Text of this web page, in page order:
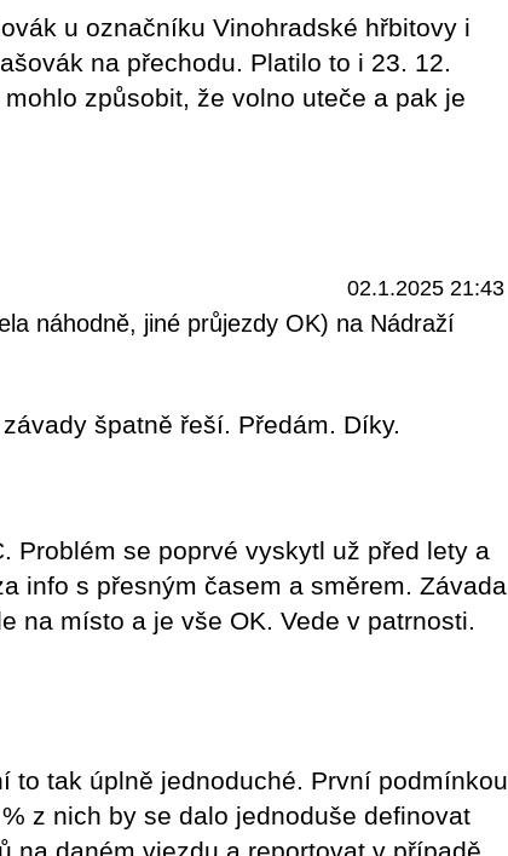
u označníku Vinohradské hřbitovy i
na přechodu. Platilo to i 23. 12.
způsobit, že volno uteče a pak je
02.1.2025 21:43
náhodně, jiné průjezdy OK) na Nádraží
špatně řeší. Předám. Díky.
Problém se poprvé vyskytl už před lety a
info s přesným časem a směrem. Závada
na místo a je vše OK. Vede v patrnosti.
to tak úplně jednoduché. První podmínkou
z nich by se dalo jednoduše definovat
na daném vjezdu a reportovat v případě